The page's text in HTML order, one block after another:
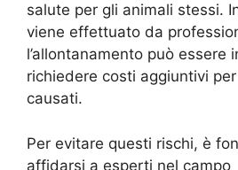
salute per gli animali stessi.
viene effettuato da
l’allontanamento può essere
richiedere costi aggiuntivi
causati.
Per evitare questi rischi, è
affidarsi a esperti nel campo